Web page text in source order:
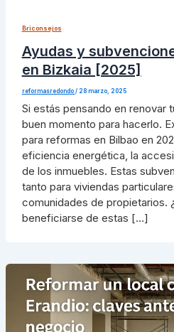
Briconsejos
Ayudas y
en Bizkaia [2025]
reformasredondo / 28 marzo, 2025
Si estás pensando en renovar
buen momento para hacerlo.
para reformas en Bilbao en
eficiencia energética, la
de los inmuebles. Estas
tanto para viviendas
comunidades de propietarios.
beneficiarse de estas […]